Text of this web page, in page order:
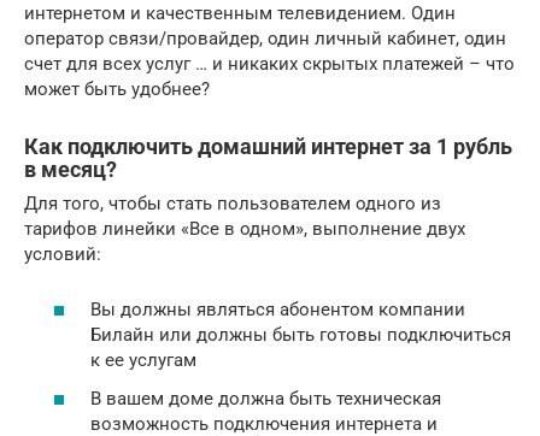
интернетом и качественным телевидением. Один
оператор связи/провайдер, один личный кабинет, один
счет для всех услуг … и никаких скрытых платежей – что
может быть удобнее?
Как подключить домашний интернет за 1 рубль
в месяц?
Для того, чтобы стать пользователем одного из
тарифов линейки «Все в одном», выполнение двух
условий:
Вы должны являться абонентом компании
Билайн или должны быть готовы подключиться
к ее услугам
В вашем доме должна быть техническая
возможность подключения интернета и